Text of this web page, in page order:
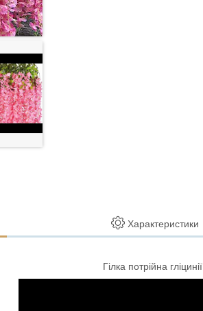
Характеристики
Гілка потрійна гліцинії